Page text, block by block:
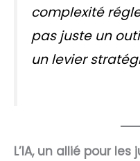
complexité
pas juste un
un levier
L’IA, un allié pour les